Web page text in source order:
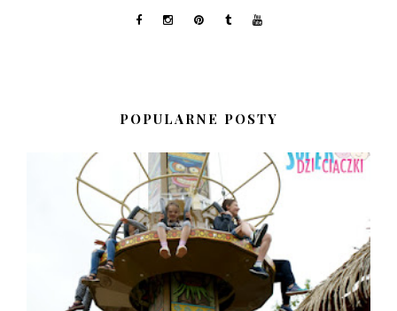
POPULARNE POSTY